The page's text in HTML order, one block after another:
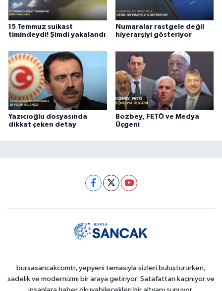
15 Temmuz suikast
timindeydi! Şimdi yakalandı
Numaralar rastgele değil
hiyerarşiyi gösteriyor
Yazıcıoğlu dosyasında
dikkat çeken detay
Bozbey, FETÖ ve Medya
Üçgeni
bursasancakcomtr, yepyeni temasıyla sizleri buluştururken,
sadelik ve modernizmi bir araya getiriyor. Şatafattan kaçınıyor ve